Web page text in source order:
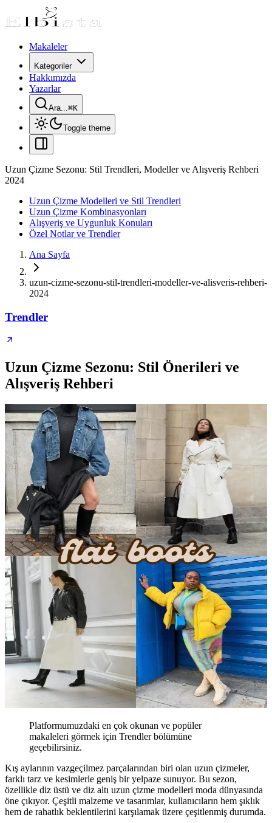
Makaleler
Kategoriler
Hakkımızda
Yazarlar
Ara...⌘K
Toggle theme
Uzun Çizme Sezonu: Stil Trendleri, Modeller ve Alışveriş Rehberi
2024
Uzun Çizme Modelleri ve Stil Trendleri
Uzun Çizme Kombinasyonları
Alışveriş ve Uygunluk Konuları
Özel Notlar ve Trendler
Ana Sayfa
uzun-cizme-sezonu-stil-trendleri-modeller-ve-alisveris-rehberi-
2024
Trendler
Uzun Çizme Sezonu: Stil Önerileri ve
Alışveriş Rehberi
Platformumuzdaki en çok okunan ve popüler
makaleleri görmek için Trendler bölümüne
geçebilirsiniz.
Kış aylarının vazgeçilmez parçalarından biri olan uzun çizmeler,
farklı tarz ve kesimlerle geniş bir yelpaze sunuyor. Bu sezon,
özellikle diz üstü ve diz altı uzun çizme modelleri moda dünyasında
öne çıkıyor. Çeşitli malzeme ve tasarımlar, kullanıcıların hem şıklık
hem de rahatlık beklentilerini karşılamak üzere çeşitlenmiş durumda.